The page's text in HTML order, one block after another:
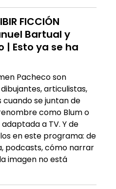
FICCIÓN
Bartual y
| Esto ya se ha
Pacheco son
articulistas,
se juntan de
como Blum o
a TV. Y de
en este programa: de
podcasts, cómo narrar
imagen no está